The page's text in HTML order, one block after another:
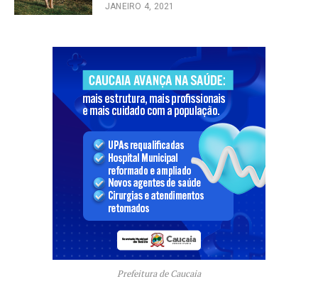
JANEIRO 4, 2021
Prefeitura de Caucaia